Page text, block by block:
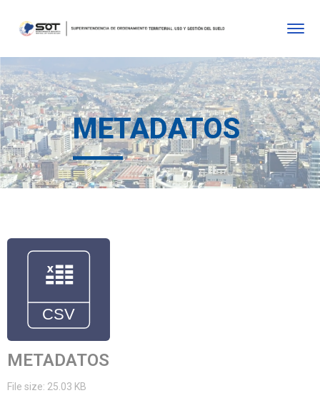
METADATOS
METADATOS
File size: 25.03 KB